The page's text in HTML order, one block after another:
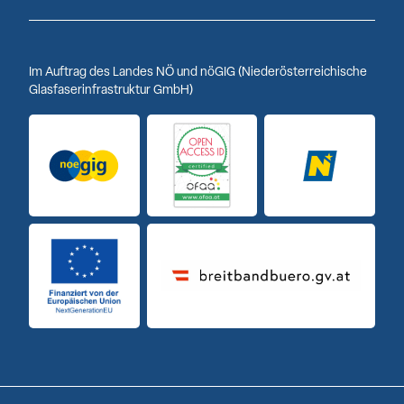
Im Auftrag des Landes NÖ und nöGIG (Niederösterreichische
Glasfaserinfrastruktur GmbH)
Logo noeGIG Logo Open Access IDLogo
Finanziert von der Europäischen UnionBreitbandbuero Logo